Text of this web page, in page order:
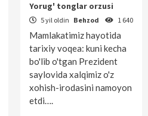
Yorug' tonglar orzusi
5 yil oldin Behzod 1 640
Mamlakatimiz hayotida
tarixiy voqea: kuni kecha
bo'lib o'tgan Prezident
saylovida xalqimiz o'z
xohish-irodasini namoyon
etdi….